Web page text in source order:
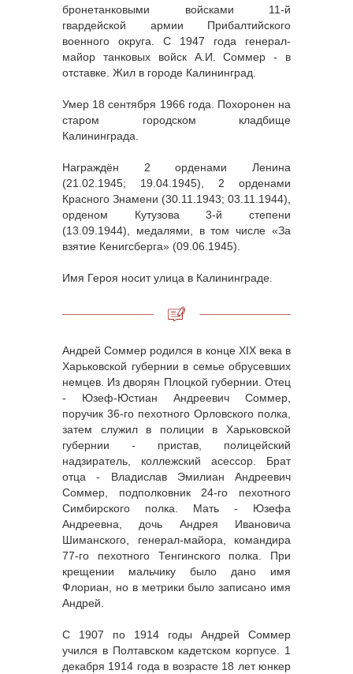
бронетанковыми войсками 11-й
гвардейской армии Прибалтийского
военного округа. С 1947 года генерал-
майор танковых войск А.И. Соммер - в
отставке. Жил в городе Калининград.
Умер 18 сентября 1966 года. Похоронен на
старом городском кладбище
Калининграда.
Награждён 2 орденами Ленина
(21.02.1945; 19.04.1945), 2 орденами
Красного Знамени (30.11.1943; 03.11.1944),
орденом Кутузова 3-й степени
(13.09.1944), медалями, в том числе «За
взятие Кенигсберга» (09.06.1945).
Имя Героя носит улица в Калининграде.
Андрей Соммер родился в конце XIX века в
Харьковской губернии в семье обрусевших
немцев. Из дворян Плоцкой губернии. Отец
- Юзеф-Юстиан Андреевич Соммер,
поручик 36-го пехотного Орловского полка,
затем служил в полиции в Харьковской
губернии - пристав, полицейский
надзиратель, коллежский асессор. Брат
отца - Владислав Эмилиан Андреевич
Соммер, подполковник 24-го пехотного
Симбирского полка. Мать - Юзефа
Андреевна, дочь Андрея Ивановича
Шиманского, генерал-майора, командира
77-го пехотного Тенгинского полка. При
крещении мальчику было дано имя
Флориан, но в метрики было записано имя
Андрей.
С 1907 по 1914 годы Андрей Соммер
учился в Полтавском кадетском корпусе. 1
декабря 1914 года в возрасте 18 лет юнкер